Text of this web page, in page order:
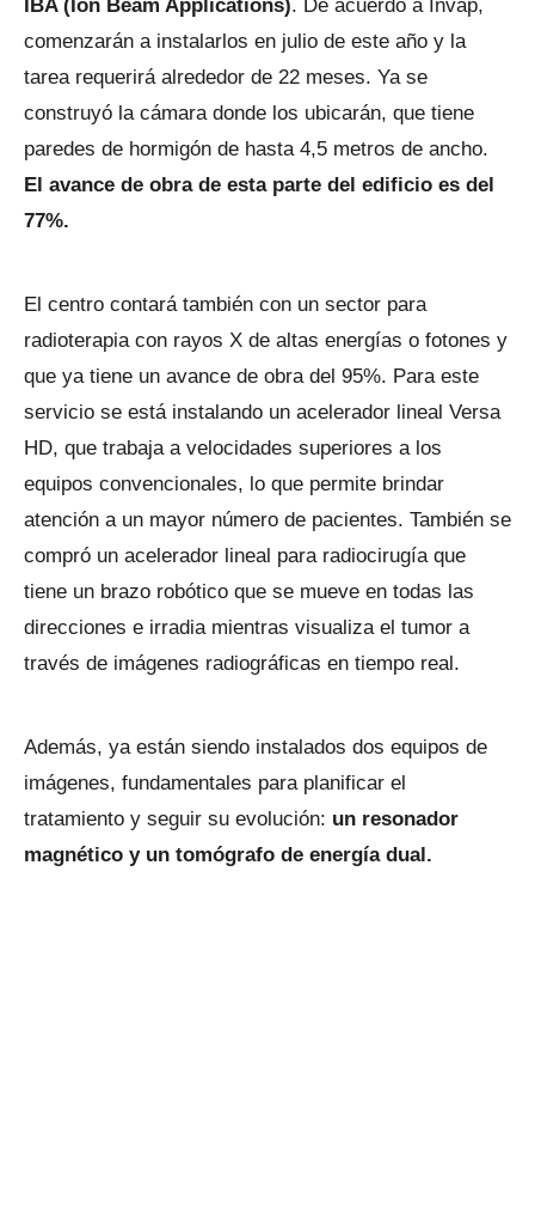
IBA (Ion Beam Applications). De acuerdo a Invap,
comenzarán a instalarlos en julio de este año y la
tarea requerirá alrededor de 22 meses. Ya se
construyó la cámara donde los ubicarán, que tiene
paredes de hormigón de hasta 4,5 metros de ancho.
El avance de obra de esta parte del edificio es del
77%.
El centro contará también con un sector para
radioterapia con rayos X de altas energías o fotones y
que ya tiene un avance de obra del 95%. Para este
servicio se está instalando un acelerador lineal Versa
HD, que trabaja a velocidades superiores a los
equipos convencionales, lo que permite brindar
atención a un mayor número de pacientes. También se
compró un acelerador lineal para radiocirugía que
tiene un brazo robótico que se mueve en todas las
direcciones e irradia mientras visualiza el tumor a
través de imágenes radiográficas en tiempo real.
Además, ya están siendo instalados dos equipos de
imágenes, fundamentales para planificar el
tratamiento y seguir su evolución: un resonador
magnético y un tomógrafo de energía dual.